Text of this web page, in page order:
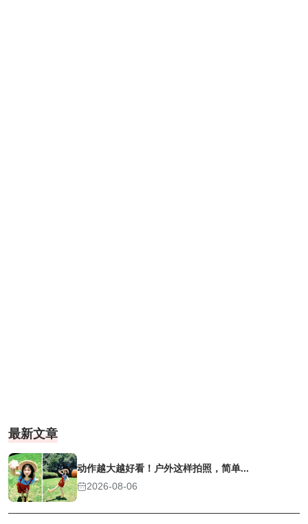
最新文章
动作越大越好看！户外这样拍照，简单...
2026-08-06